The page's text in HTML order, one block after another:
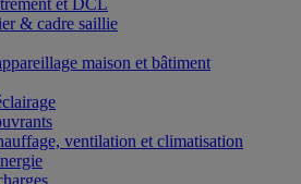
et DCL
& cadre saillie
maison et bâtiment
ventilation et climatisation